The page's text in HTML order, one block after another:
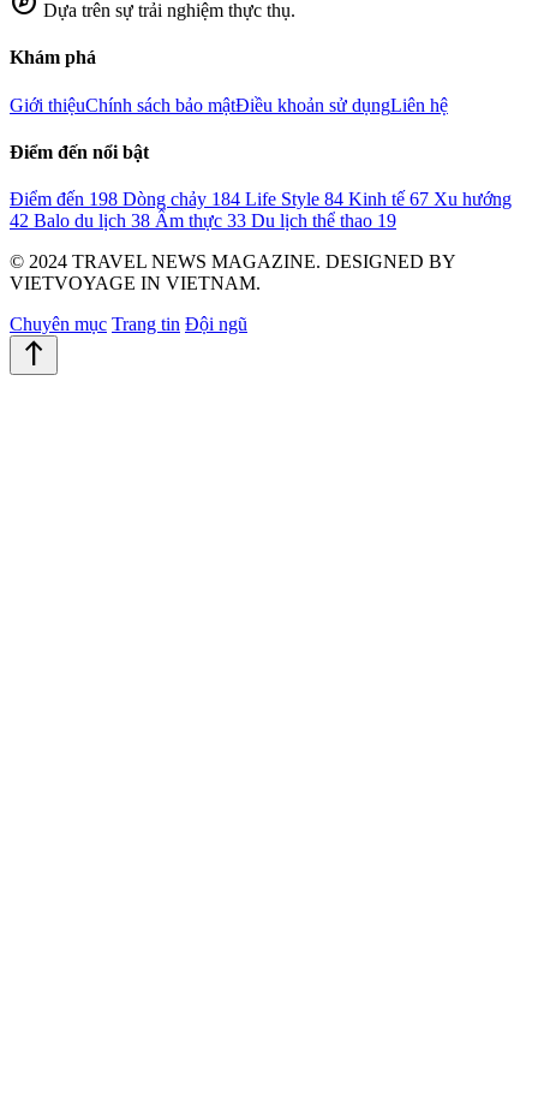
Dựa trên sự trải nghiệm thực thụ.
Khám phá
Giới thiệuChính sách bảo mậtĐiều khoản sử dụngLiên hệ
Điểm đến nổi bật
Điểm đến 198 Dòng chảy 184 Life Style 84 Kinh tế 67 Xu hướng
42 Balo du lịch 38 Ẩm thực 33 Du lịch thể thao 19
© 2024 TRAVEL NEWS MAGAZINE. DESIGNED BY
VIETVOYAGE IN VIETNAM.
Chuyên mục Trang tin Đội ngũ
north